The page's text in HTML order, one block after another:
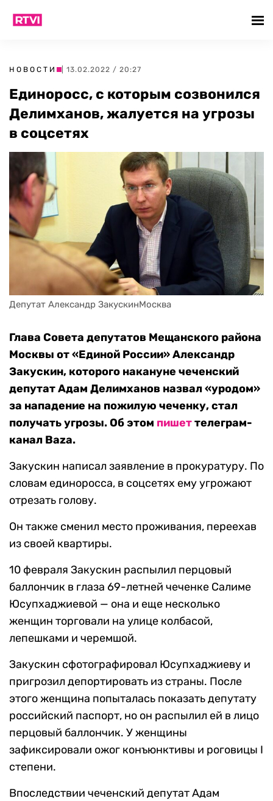
НОВОСТИ | 13.02.2022 / 20:27
Единоросс, с которым созвонился
Делимханов, жалуется на угрозы
в соцсетях
Депутат Александр ЗакускинМосква
Глава Совета депутатов Мещанского района
Москвы от «Единой России» Александр
Закускин, которого накануне чеченский
депутат Адам Делимханов назвал «уродом»
за нападение на пожилую чеченку, стал
получать угрозы. Об этом пишеттелеграм-
канал Baza.
Закускин написал заявление в прокуратуру. По
словам единоросса, в соцсетях ему угрожают
отрезать голову.
Он также сменил место проживания, переехав
из своей квартиры.
10 февраля Закускин распылил перцовый
баллончик в глаза 69-летней чеченке Салиме
Юсупхаджиевой — она и еще несколько
женщин торговали на улице колбасой,
лепешками и черемшой.
Закускин сфотографировал Юсупхаджиеву и
пригрозил депортировать из страны. После
этого женщина попыталась показать депутату
российский паспорт, но он распылил ей в лицо
перцовый баллончик. У женщины
зафиксировали ожог конъюнктивы и роговицы I
степени.
Впоследствии чеченский депутат Адам